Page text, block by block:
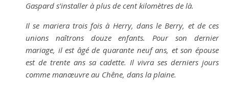
Gaspard s’installer à plus de cent kilomètres de là.
Il se mariera trois fois à Herry, dans le Berry, et de ces
unions naîtrons douze enfants. Pour son dernier
mariage, il est âgé de quarante neuf ans, et son épouse
est de trente ans sa cadette. Il vivra ses derniers jours
comme manœuvre au Chêne, dans la plaine.